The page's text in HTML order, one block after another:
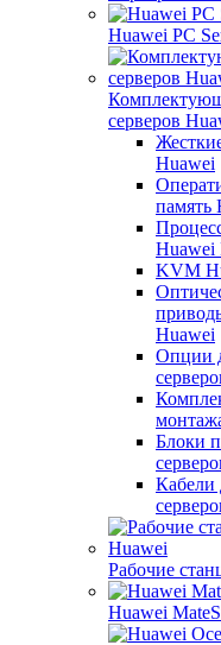
Huawei PC
серверов
Huawei
память
Huawei
KVM
Huawei
Опции
Блоки
Кабели
Рабочие
Huawei